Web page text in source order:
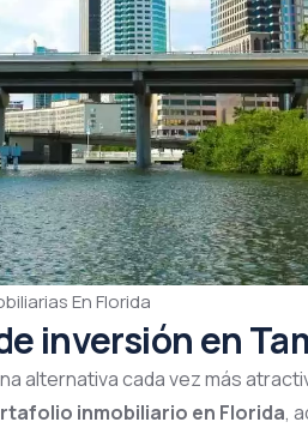
En Florida
inversión en
alternativa cada vez más
inmobiliario en Florida,